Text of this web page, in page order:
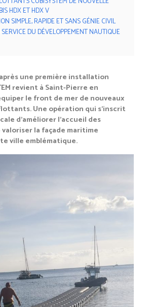
HDX ET HDX V
SIMPLE, RAPIDE ET SANS GÉNIE CIVIL
DU DÉVELOPPEMENT NAUTIQUE
une première installation
revient à Saint-Pierre en
le front de mer de nouveaux
Une opération qui s’inscrit
d’améliorer l’accueil des
la façade maritime
ville emblématique.